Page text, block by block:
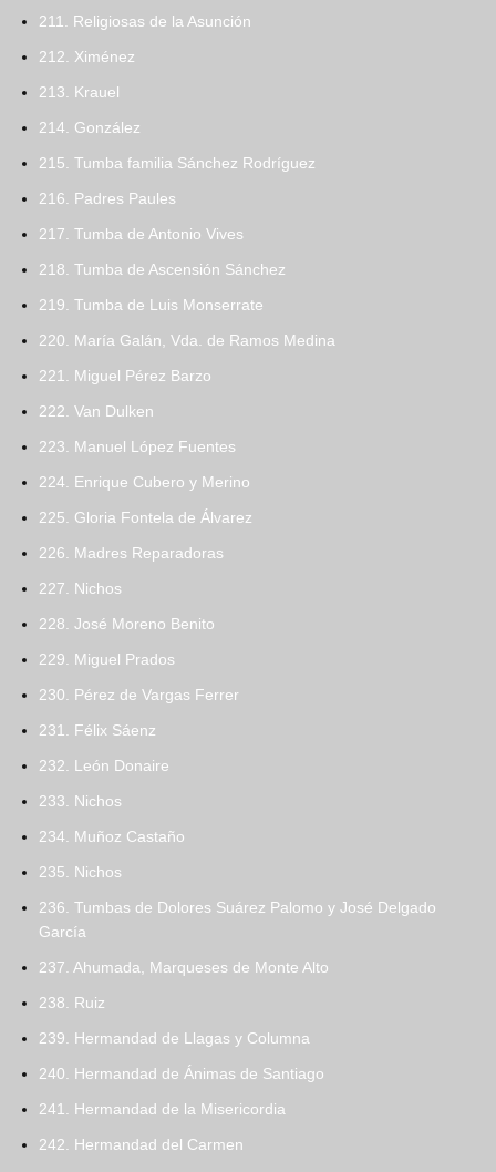
211. Religiosas de la Asunción
212. Ximénez
213. Krauel
214. González
215. Tumba familia Sánchez Rodríguez
216. Padres Paules
217. Tumba de Antonio Vives
218. Tumba de Ascensión Sánchez
219. Tumba de Luis Monserrate
220. María Galán, Vda. de Ramos Medina
221. Miguel Pérez Barzo
222. Van Dulken
223. Manuel López Fuentes
224. Enrique Cubero y Merino
225. Gloria Fontela de Álvarez
226. Madres Reparadoras
227. Nichos
228. José Moreno Benito
229. Miguel Prados
230. Pérez de Vargas Ferrer
231. Félix Sáenz
232. León Donaire
233. Nichos
234. Muñoz Castaño
235. Nichos
236. Tumbas de Dolores Suárez Palomo y José Delgado
García
237. Ahumada, Marqueses de Monte Alto
238. Ruiz
239. Hermandad de Llagas y Columna
240. Hermandad de Ánimas de Santiago
241. Hermandad de la Misericordia
242. Hermandad del Carmen